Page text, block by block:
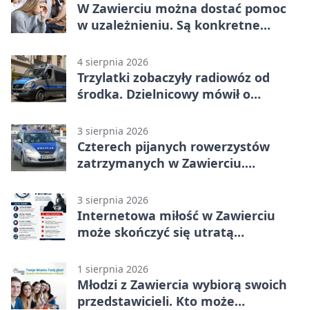
W Zawierciu można dostać pomoc
w uzależnieniu. Są konkretne
4 sierpnia 2026
Trzylatki zobaczyły radiowóz od
środka. Dzielnicowy mówił o
3 sierpnia 2026
Czterech pijanych rowerzystów
zatrzymanych w Zawierciu.
3 sierpnia 2026
Internetowa miłość w Zawierciu
może skończyć się utratą
1 sierpnia 2026
Młodzi z Zawiercia wybiorą swoich
przedstawicieli. Kto może